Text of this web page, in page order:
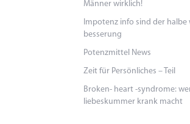
Männer wirklich!
Impotenz info sind der halbe
besserung
Potenzmittel News
Zeit für Persönliches – Teil
Broken- heart -syndrome:
liebeskummer krank macht